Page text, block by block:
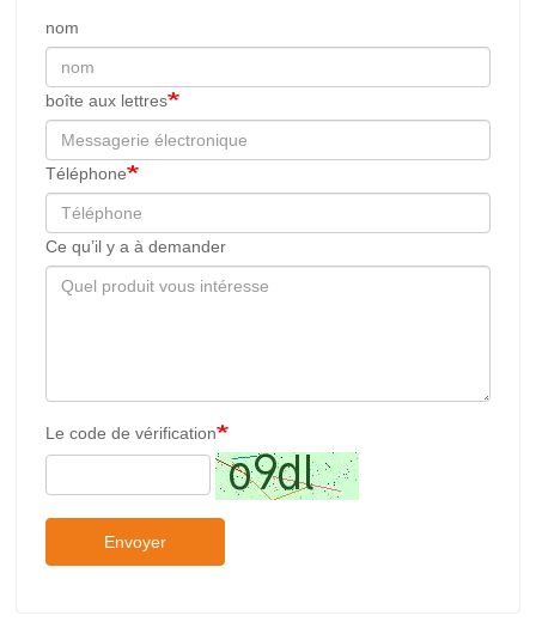
nom
boîte aux lettres
Téléphone
Ce qu’il y a à demander
Le code de vérification
Envoyer